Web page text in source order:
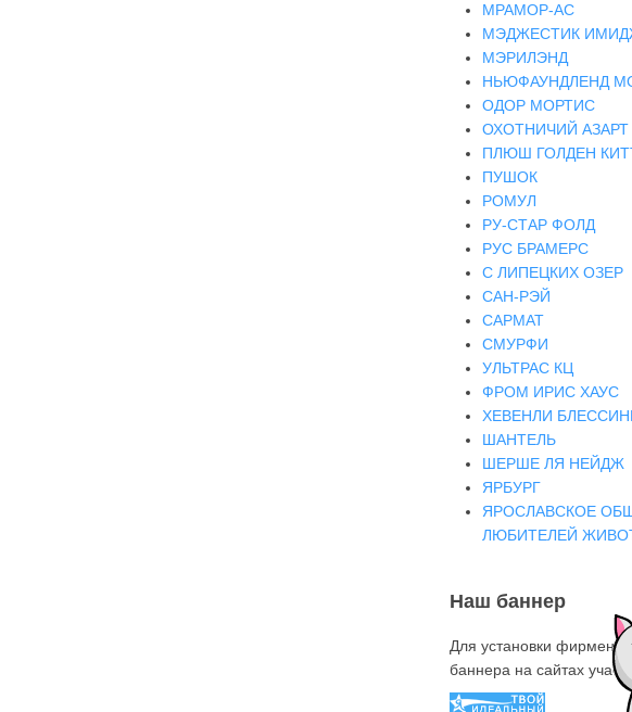
МРАМОР-АС
МЭДЖЕСТИК
МЭРИЛЭНД
НЬЮФАУНДЛЕНД
ОДОР МОРТИС
ОХОТНИЧИЙ АЗАРТ
ПЛЮШ ГОЛДЕН
ПУШОК
РОМУЛ
РУ-СТАР ФОЛД
РУС БРАМЕРС
С ЛИПЕЦКИХ ОЗЕР
САН-РЭЙ
САРМАТ
СМУРФИ
УЛЬТРАС КЦ
ФРОМ ИРИС ХАУС
ХЕВЕНЛИ
ШАНТЕЛЬ
ШЕРШЕ ЛЯ НЕЙДЖ
ЯРБУРГ
ЯРОСЛАВСКОЕ
ЛЮБИТЕЛЕЙ
Наш баннер
Для установки
баннера на сайтах